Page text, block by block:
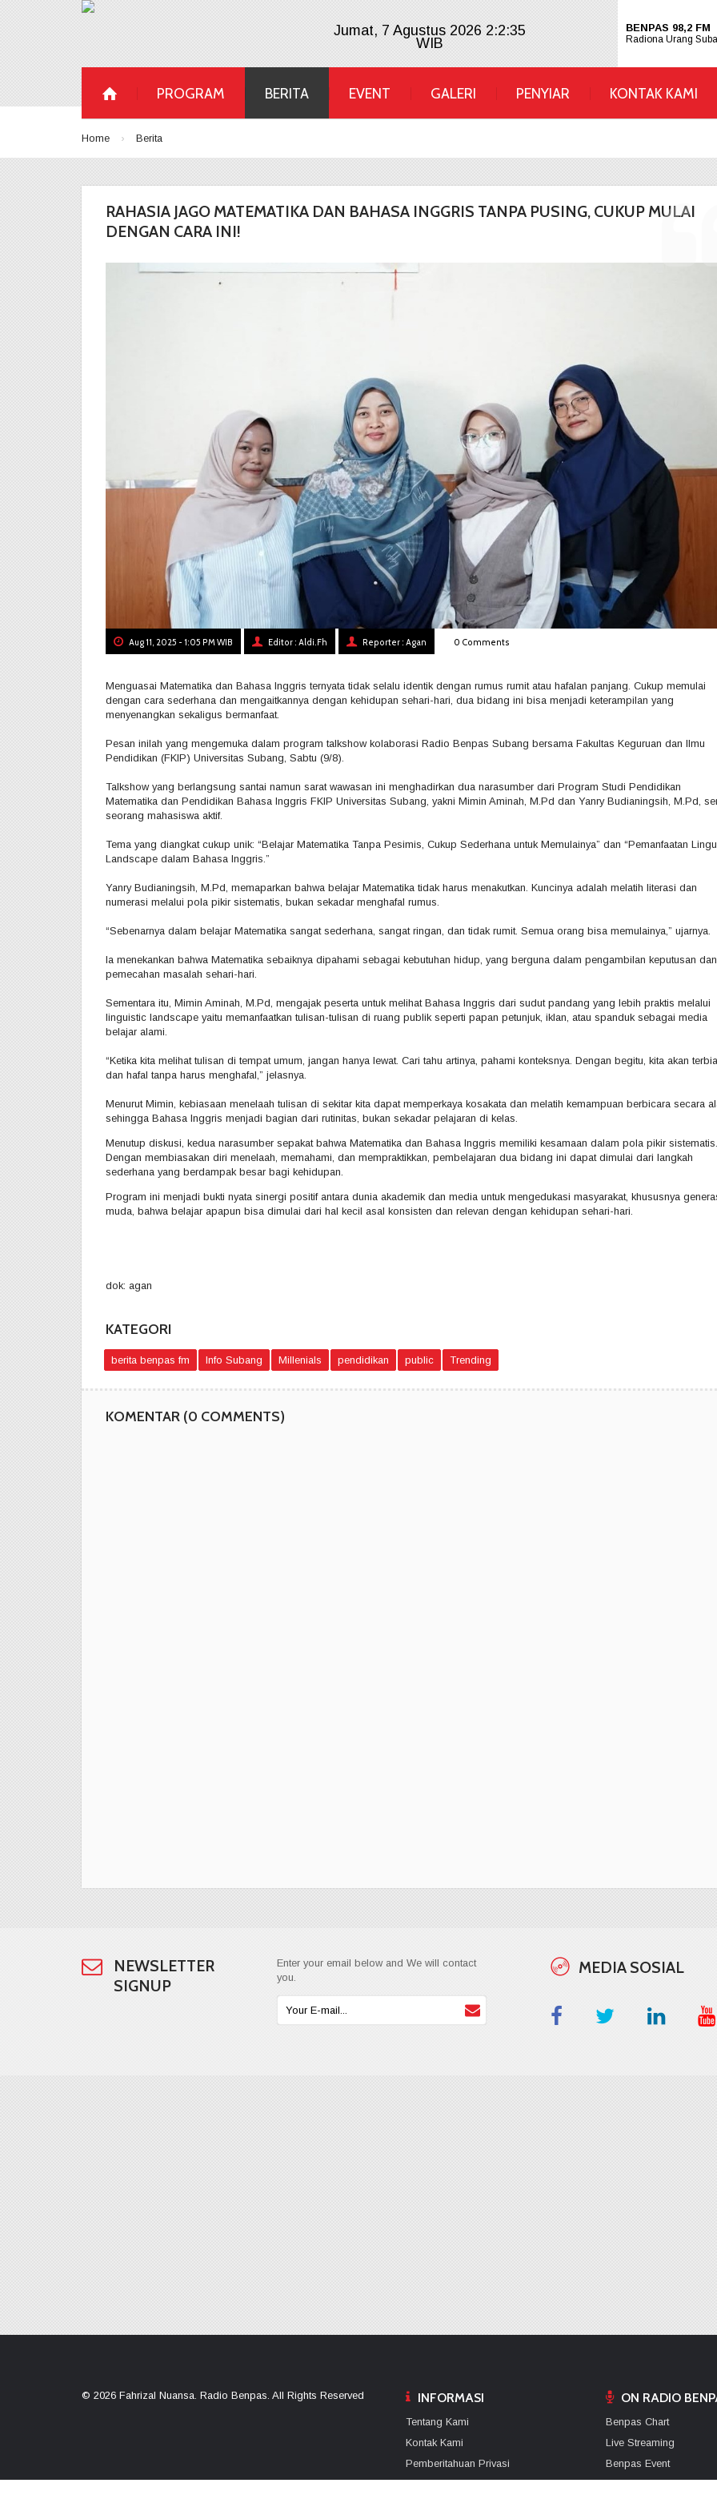
Jumat, 7 Agustus 2026 2:2:36
WIB
BENPAS 98,2 FM
Radiona Urang
BENPAS 98,2 FM
PROGRAM BERITA EVENT GALERI PENYIAR KONTAK KAMI
Home › Berita
RAHASIA JAGO MATEMATIKA DAN BAHASA INGGRIS TANPA PUSING, CUKUP MULAI
DENGAN CARA INI!
Aug 11, 2025 - 1:05 PM WIB Editor : Aldi.Fh Reporter : Agan 0 Comments
Menguasai Matematika dan Bahasa Inggris ternyata tidak selalu identik dengan rumus rumit atau hafalan panjang. Cukup memulai
dengan cara sederhana dan mengaitkannya dengan kehidupan sehari-hari, dua bidang ini bisa menjadi keterampilan yang
menyenangkan sekaligus bermanfaat.
Pesan inilah yang mengemuka dalam program talkshow kolaborasi Radio Benpas Subang bersama Fakultas Keguruan dan Ilmu
Pendidikan (FKIP) Universitas Subang, Sabtu (9/8).
Talkshow yang berlangsung santai namun sarat wawasan ini menghadirkan dua narasumber dari Program Studi Pendidikan
Matematika dan Pendidikan Bahasa Inggris FKIP Universitas Subang, yakni Mimin Aminah, M.Pd dan Yanry Budianingsih, M.Pd,
seorang mahasiswa aktif.
Tema yang diangkat cukup unik: “Belajar Matematika Tanpa Pesimis, Cukup Sederhana untuk Memulainya” dan “Pemanfaatan
Landscape dalam Bahasa Inggris.”
Yanry Budianingsih, M.Pd, memaparkan bahwa belajar Matematika tidak harus menakutkan. Kuncinya adalah melatih literasi dan
numerasi melalui pola pikir sistematis, bukan sekadar menghafal rumus.
“Sebenarnya dalam belajar Matematika sangat sederhana, sangat ringan, dan tidak rumit. Semua orang bisa memulainya,” ujarnya.
Ia menekankan bahwa Matematika sebaiknya dipahami sebagai kebutuhan hidup, yang berguna dalam pengambilan keputusan dan
pemecahan masalah sehari-hari.
Sementara itu, Mimin Aminah, M.Pd, mengajak peserta untuk melihat Bahasa Inggris dari sudut pandang yang lebih praktis melalui
linguistic landscape yaitu memanfaatkan tulisan-tulisan di ruang publik seperti papan petunjuk, iklan, atau spanduk sebagai media
belajar alami.
“Ketika kita melihat tulisan di tempat umum, jangan hanya lewat. Cari tahu artinya, pahami konteksnya. Dengan begitu, kita akan
dan hafal tanpa harus menghafal,” jelasnya.
Menurut Mimin, kebiasaan menelaah tulisan di sekitar kita dapat memperkaya kosakata dan melatih kemampuan berbicara secara
sehingga Bahasa Inggris menjadi bagian dari rutinitas, bukan sekadar pelajaran di kelas.
Menutup diskusi, kedua narasumber sepakat bahwa Matematika dan Bahasa Inggris memiliki kesamaan dalam pola pikir sistematis.
Dengan membiasakan diri menelaah, memahami, dan mempraktikkan, pembelajaran dua bidang ini dapat dimulai dari langkah
sederhana yang berdampak besar bagi kehidupan.
Program ini menjadi bukti nyata sinergi positif antara dunia akademik dan media untuk mengedukasi masyarakat, khususnya
muda, bahwa belajar apapun bisa dimulai dari hal kecil asal konsisten dan relevan dengan kehidupan sehari-hari.
dok: agan
KATEGORI
berita benpas fm Info Subang Millenials pendidikan public Trending
KOMENTAR (0 COMMENTS)
NEWSLETTER
SIGNUP
Enter your email below and We will contact
you.
MEDIA SOSIAL
© 2026 Fahrizal Nuansa Radio Benpas. All Rights Reserved INFORMASI
Tentang Kami
Kontak Kami
Pemberitahuan Privasi
ON RADIO
Benpas Chart
Live Streaming
Benpas Event